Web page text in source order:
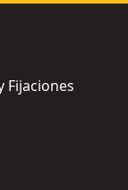
Fijaciones